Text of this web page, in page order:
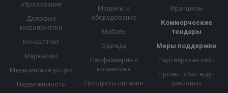
образование
Деловые
мероприятия
Консалтинг
Маркетинг
Медицинские услуги
Недвижимость
Машины и
оборудование
Мебель
Одежда
Парфюмерия и
косметика
Продукты питания
Франшизы
Коммерческие
тендеры
Меры поддержки
Партнерская сеть
Проект «Вас ждут
регионы»